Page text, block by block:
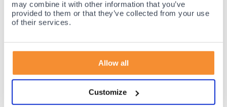
may combine it with other information that you’ve
provided to them or that they’ve collected from your use
of their services.
Allow all
Customize